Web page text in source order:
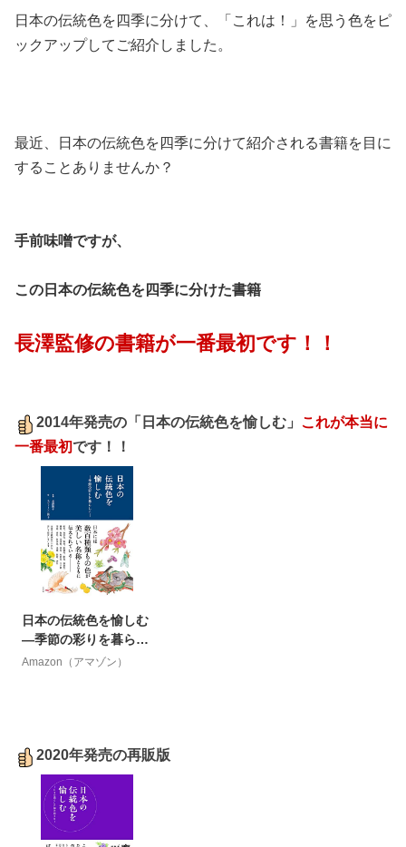
日本の伝統色を四季に分けて、「これは！」を思う色をピ
ックアップしてご紹介しました。
最近、日本の伝統色を四季に分けて紹介される書籍を目に
することありませんか？
手前味噌ですが、
この日本の伝統色を四季に分けた書籍
長澤監修の書籍が一番最初です！！
2014年発売の「日本の伝統色を愉しむ」 これが本当に
一番最初です！！
日本の伝統色を愉しむ
―季節の彩りを暮らし
に―
Amazon（アマゾン）
2020年発売の再販版